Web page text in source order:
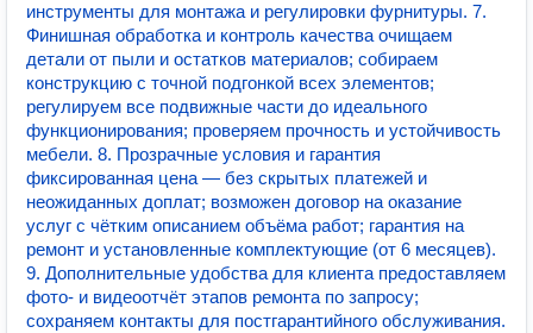
инструменты для монтажа и регулировки фурнитуры. 7.
Финишная обработка и контроль качества очищаем
детали от пыли и остатков материалов; собираем
конструкцию с точной подгонкой всех элементов;
регулируем все подвижные части до идеального
функционирования; проверяем прочность и устойчивость
мебели. 8. Прозрачные условия и гарантия
фиксированная цена — без скрытых платежей и
неожиданных доплат; возможен договор на оказание
услуг с чётким описанием объёма работ; гарантия на
ремонт и установленные комплектующие (от 6 месяцев).
9. Дополнительные удобства для клиента предоставляем
фото‑ и видеоотчёт этапов ремонта по запросу;
сохраняем контакты для постгарантийного обслуживания.